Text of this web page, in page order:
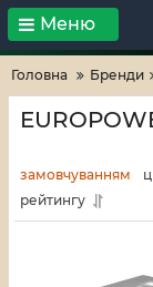
Меню
Головна Бренди
замовчуванням
рейтингу